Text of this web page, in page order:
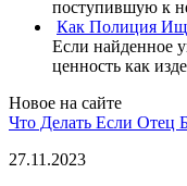
поступившую к
Как Полиция
Если найденное
ценность как
Новое на сайте
Что Делать Если Отец
27.11.2023